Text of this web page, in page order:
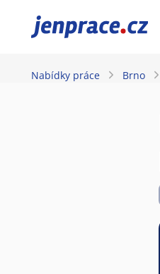
JenPráce.cz
Nabídky práce Brno